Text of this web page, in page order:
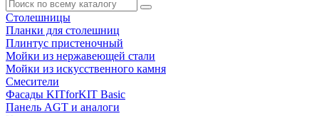
Столешницы
Планки для столешниц
Плинтус пристеночный
Мойки из нержавеющей стали
Мойки из искусственного камня
Смесители
Фасады KITforKIT Basic
Панель AGT и аналоги